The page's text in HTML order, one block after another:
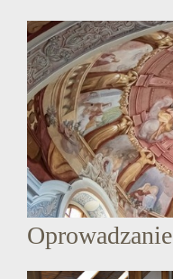
Oprowadzanie